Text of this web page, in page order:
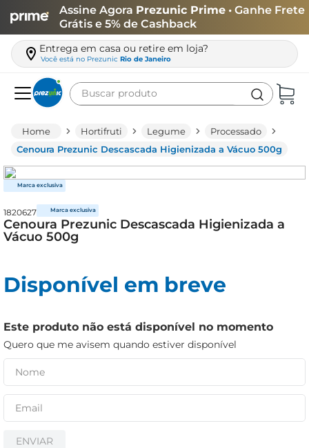
Assine Agora Prezunic Prime • Ganhe Frete
Grátis e 5% de Cashback
Entrega em casa ou retire em loja?
Você está no Prezunic Rio de Janeiro
Buscar produto
Hortifruti Legume
Processado
Cenoura Prezunic Descascada Higienizada a Vácuo 500g
1820627
Cenoura Prezunic Descascada Higienizada a
Vácuo 500g
Disponível em breve
Este produto não está disponível no momento
Quero que me avisem quando estiver disponível
ENVIAR
leite
café
queijo
arroz
biscoito
iogurte
papel higiênico